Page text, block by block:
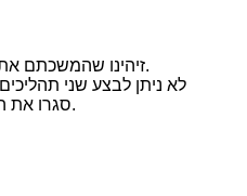
זיהינו שהמשכתם את התהליך באתר בחלון חדש.
לא ניתן לבצע שני
סגרו את החלון בכדי להמשיך בתהליך.